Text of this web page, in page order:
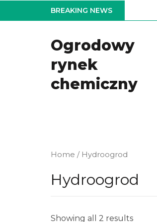
to
BREAKING NEWS
Ogrodowy
rynek
chemiczny
Home / Hydroogrod
Hydroogrod
Showing all 2 results